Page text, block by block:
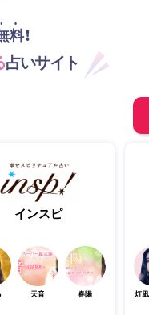
！
占いサイト
インスピ
天音 春陽
灯